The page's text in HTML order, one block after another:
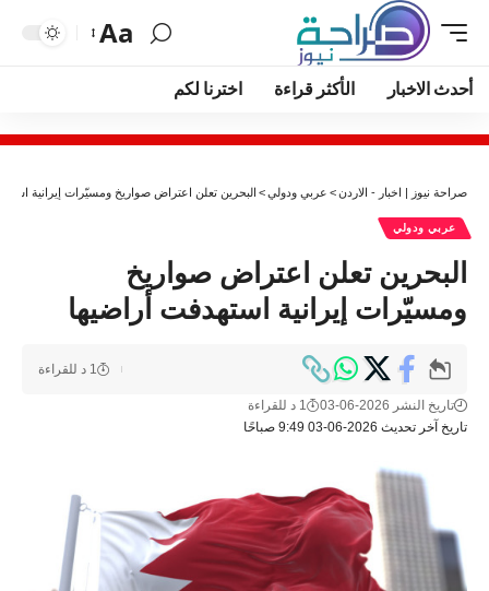
Aa
أحدث الاخبار الأكثر قراءة اخترنا لكم
صراحة نيوز | اخبار - الاردن> عربي ودولي> البحرين تعلن اعتراض صواريخ ومسيّرات إيرانية
عربي ودولي
البحرين تعلن اعتراض صواريخ
ومسيّرات إيرانية استهدفت أراضيها
تاريخ آخر تحديث 2026-06-03 9:49 صباحًا
تاريخ النشر 2026-06-03 1 د للقراءة
1 د للقراءة